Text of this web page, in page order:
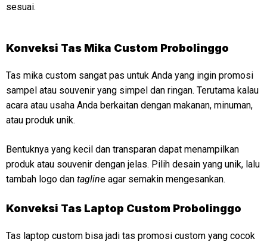
sesuai.
Konveksi Tas Mika Custom Probolinggo
Tas mika custom sangat pas untuk Anda yang ingin promosi
sampel atau souvenir yang simpel dan ringan. Terutama kalau
acara atau usaha Anda berkaitan dengan makanan, minuman,
atau produk unik.
Bentuknya yang kecil dan transparan dapat menampilkan
produk atau souvenir dengan jelas. Pilih desain yang unik, lalu
tambah logo dan tagline agar semakin mengesankan.
Konveksi Tas Laptop Custom Probolinggo
Tas laptop custom bisa jadi tas promosi custom yang cocok